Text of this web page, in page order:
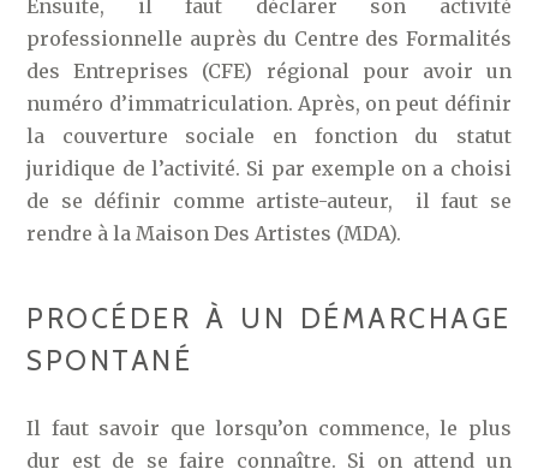
Ensuite, il faut déclarer son activité
professionnelle auprès du Centre des Formalités
des Entreprises (CFE) régional pour avoir un
numéro d’immatriculation. Après, on peut définir
la couverture sociale en fonction du statut
juridique de l’activité. Si par exemple on a choisi
de se définir comme artiste-auteur, il faut se
rendre à la Maison Des Artistes (MDA).
PROCÉDER À UN DÉMARCHAGE
SPONTANÉ
Il faut savoir que lorsqu’on commence, le plus
dur est de se faire connaître. Si on attend un